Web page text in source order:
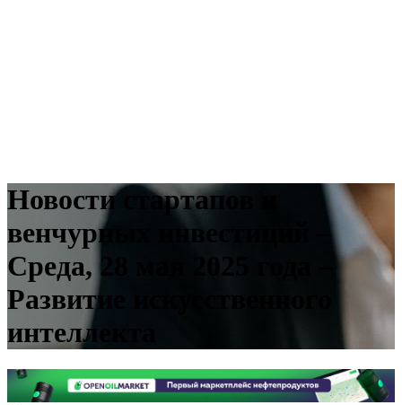
Новости стартапов и
венчурных инвестиций –
Среда, 28 мая 2025 года –
Развитие искусственного
интеллекта